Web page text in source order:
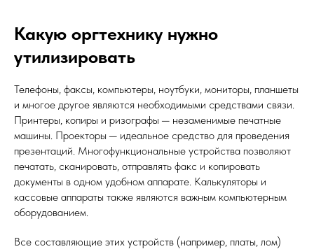
Какую оргтехнику нужно
утилизировать
Телефоны, факсы, компьютеры, ноутбуки, мониторы, планшеты
и многое другое являются необходимыми средствами связи.
Принтеры, копиры и ризографы — незаменимые печатные
машины. Проекторы — идеальное средство для проведения
презентаций. Многофункциональные устройства позволяют
печатать, сканировать, отправлять факс и копировать
документы в одном удобном аппарате. Калькуляторы и
кассовые аппараты также являются важным компьютерным
оборудованием.
Все составляющие этих устройств (например, платы, лом)